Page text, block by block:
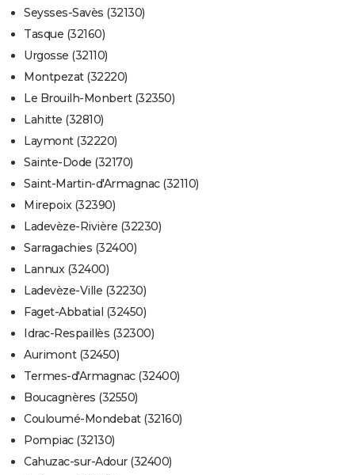
Seysses-Savès (32130)
Tasque (32160)
Urgosse (32110)
Montpezat (32220)
Le Brouilh-Monbert (32350)
Lahitte (32810)
Laymont (32220)
Sainte-Dode (32170)
Saint-Martin-d'Armagnac (32110)
Mirepoix (32390)
Ladevèze-Rivière (32230)
Sarragachies (32400)
Lannux (32400)
Ladevèze-Ville (32230)
Faget-Abbatial (32450)
Idrac-Respaillès (32300)
Aurimont (32450)
Termes-d'Armagnac (32400)
Boucagnères (32550)
Couloumé-Mondebat (32160)
Pompiac (32130)
Cahuzac-sur-Adour (32400)